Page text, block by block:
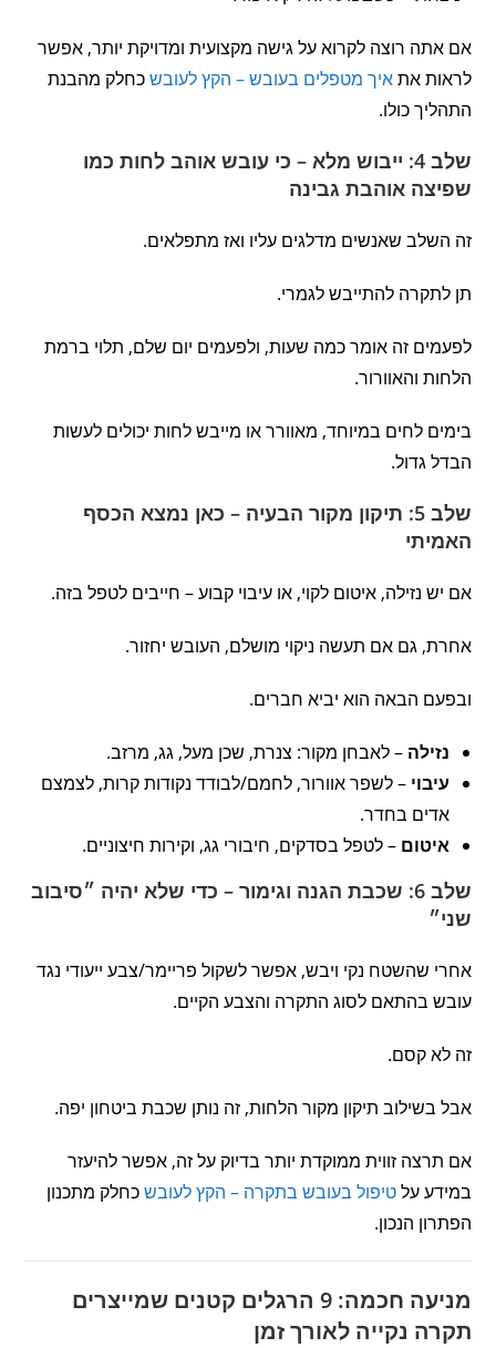
אם אתה רוצה לקרוא על גישה מקצועית ומדויקת יותר, אפשר
לראות אתאיך מטפלים בעובש – הקץ לעובשכחלק מהבנת
התהליך כולו.
שלב 4: ייבוש מלא – כי עובש אוהב לחות כמו
שפיצה אוהבת גבינה
זה השלב שאנשים מדלגים עליו ואז מתפלאים.
תן לתקרה להתייבש לגמרי.
לפעמים זה אומר כמה שעות, ולפעמים יום שלם, תלוי ברמת
הלחות והאוורור.
בימים לחים במיוחד, מאוורר או מייבש לחות יכולים לעשות
הבדל גדול.
שלב 5: תיקון מקור הבעיה – כאן נמצא הכסף
האמיתי
אם יש נזילה, איטום לקוי, או עיבוי קבוע – חייבים לטפל בזה.
אחרת, גם אם תעשה ניקוי מושלם, העובש יחזור.
ובפעם הבאה הוא יביא חברים.
נזילה – לאבחן מקור: צנרת, שכן מעל, גג, מרזב.
עיבוי – לשפר אוורור, לחמם/לבודד נקודות קרות, לצמצם
אדים בחדר.
איטום – לטפל בסדקים, חיבורי גג, וקירות חיצוניים.
שלב 6: שכבת הגנה וגימור – כדי שלא יהיה ״סיבוב
שני״
אחרי שהשטח נקי ויבש, אפשר לשקול פריימר/צבע ייעודי נגד
עובש בהתאם לסוג התקרה והצבע הקיים.
זה לא קסם.
אבל בשילוב תיקון מקור הלחות, זה נותן שכבת ביטחון יפה.
אם תרצה זווית ממוקדת יותר בדיוק על זה, אפשר להיעזר
במידע עלטיפול בעובש בתקרה – הקץ לעובשכחלק מתכנון
הפתרון הנכון.
מניעה חכמה: 9 הרגלים קטנים שמייצרים
תקרה נקייה לאורך זמן